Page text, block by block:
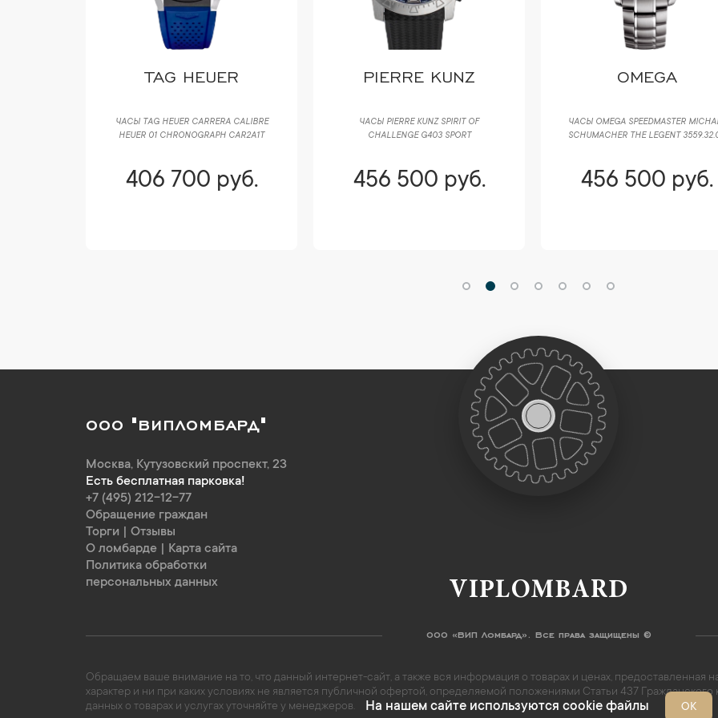
TAG HEUER
ЧАСЫ TAG HEUER CARRERA CALIBRE
HEUER 01 CHRONOGRAPH CAR2A1T
406 700 руб.
PIERRE KUNZ
ЧАСЫ PIERRE KUNZ SPIRIT OF
CHALLENGE G403 SPORT
456 500 руб.
OMEGA
ЧАСЫ OMEGA SPEEDMASTER
SCHUMACHER THE LEGENT
456 500 руб.
ООО "ВИПЛОМБАРД"
Москва, Кутузовский проспект, 23
Есть бесплатная парковка!
+7 (495) 212-12-77
Обращение граждан
Торги
Отзывы
О ломбарде
Карта сайта
Политика обработки
персональных данных
VIPLOMBARD
ООО «ВИП Ломбард». Все права защищены ©
Обращаем ваше внимание на то, что данный интернет-сайт, а также вся информация о товарах и ценах,
характер и ни при каких условиях не является публичной офертой, определяемой положениями Статьи 437
данных о товарах и услугах уточняйте у менеджеров.
На нашем сайте используются cookie файлы ОК